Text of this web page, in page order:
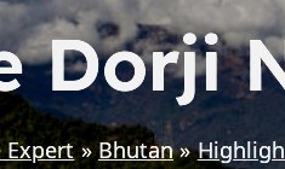
Dorji
Expert Bhutan